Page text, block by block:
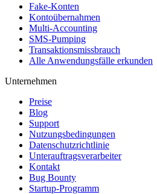
Fake-Konten
Kontoübernahmen
Multi-Accounting
SMS-Pumping
Transaktionsmissbrauch
Alle Anwendungsfälle erkunden
Unternehmen
Preise
Blog
Support
Nutzungsbedingungen
Datenschutzrichtlinie
Unterauftragsverarbeiter
Kontakt
Bug Bounty
Startup-Programm